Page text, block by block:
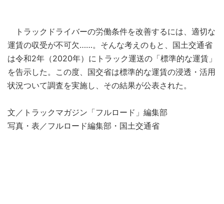
トラックドライバーの労働条件を改善するには、適切な
運賃の収受が不可欠……。そんな考えのもと、国土交通省
は令和2年（2020年）にトラック運送の「標準的な運賃」
を告示した。この度、国交省は標準的な運賃の浸透・活用
状況ついて調査を実施し、その結果が公表された。
文／トラックマガジン「フルロード」編集部
写真・表／フルロード編集部・国土交通省